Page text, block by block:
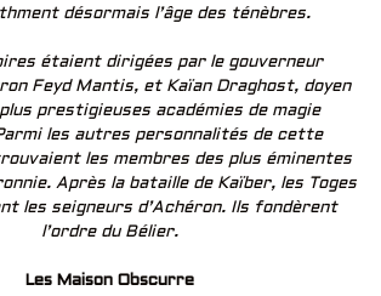
désormais l’âge des ténèbres.
étaient dirigées par le gouverneur
Feyd Mantis, et Kaïan Draghost, doyen
plus prestigieuses académies de magie
les autres personnalités de cette
les membres des plus éminentes
Après la bataille de Kaïber, les Toges
les seigneurs d’Achéron. Ils fondèrent
l’ordre du Bélier.
Les Maison Obscurre